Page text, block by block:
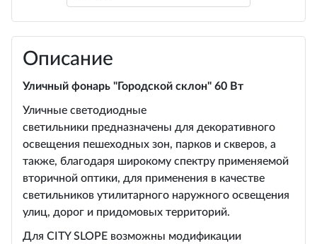
Описание
Уличный фонарь "Городской склон" 60 Вт
Уличные светодиодные
светильники предназначены для декоративного
освещения пешеходных зон, парков и скверов, а
также, благодаря широкому спектру применяемой
вторичной оптики, для применения в качестве
светильников утилитарного наружного освещения
улиц, дорог и придомовых территорий.
Для CITY SLOPE возможны модификации